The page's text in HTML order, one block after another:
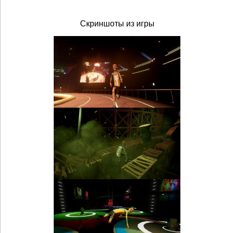
Скриншоты из игры